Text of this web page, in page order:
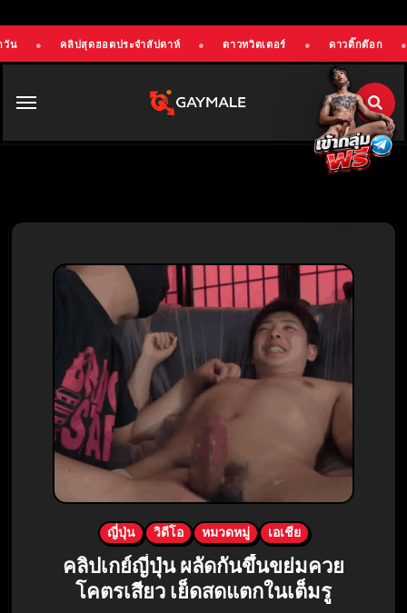
ประจำสัปดาห์ ● ดาวทวิตเตอร์ ● ดาวติ๊กต๊อก OnlyFans!
ญี่ปุ่น วิดีโอ หมวดหมู่ เอเชีย
คลิปเกย์ญี่ปุ่น ผลัดกันขึ้นขย่มควย
โคตรเสียว เย็ดสดแตกในเต็มรู